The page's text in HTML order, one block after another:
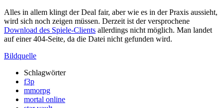
Alles in allem klingt der Deal fair, aber wie es in der Praxis aussieht,
wird sich noch zeigen müssen. Derzeit ist der versprochene
Download des Spiele-Clients allerdings nicht möglich. Man landet
auf einer 404-Seite, da die Datei nicht gefunden wird.
Bildquelle
Schlagwörter
f3p
mmorpg
mortal online